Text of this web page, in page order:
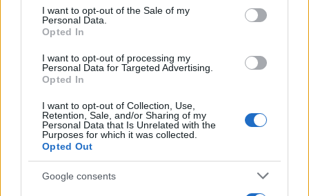
consent section.
I want to opt-out of the Sale of my
Personal Data.
Opted In
I want to opt-out of processing my
Personal Data for Targeted Advertising.
Opted In
I want to opt-out of Collection, Use,
Retention, Sale, and/or Sharing of my
Personal Data that Is Unrelated with the
Purposes for which it was collected.
Opted Out
Google consents
cigányság dal- és balladakincséből, babonáiból, meséiből. A
zenés bábjáték premierje október 15-én lesz az Ékszer
Balett előadásában.
bemutatója október 20-án lesz az Epika Társulat
előadásában. A következő premier november 18-án az
Astrum Színház előadása,